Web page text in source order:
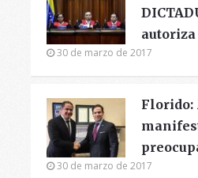
30 de marzo de 2017
Florido:
30 de marzo de 2017